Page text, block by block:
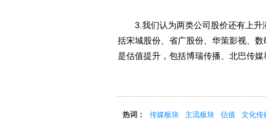
3.我们认为两类公司股价还有上升
括宋城股份、省广股份、华策影视、
是估值提升，包括博瑞传播、北巴传媒
热词： 传媒板块 主流板块 估值 文化传